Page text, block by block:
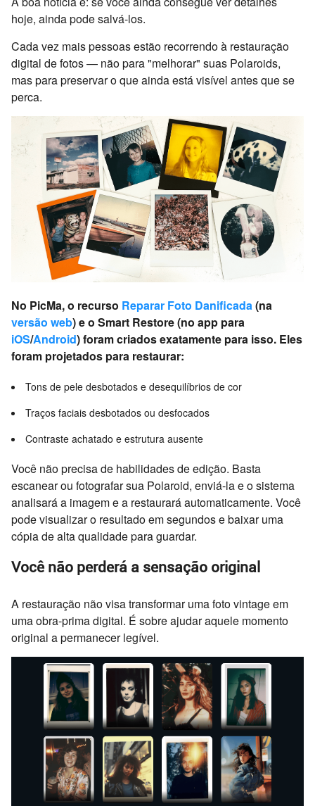
hoje, ainda pode salvá-los.
Cada vez mais pessoas estão recorrendo à restauração
digital de fotos — não para "melhorar" suas Polaroids,
mas para preservar o que ainda está visível antes que se
perca.
No PicMa, o recurso Reparar Foto Danificada (na
versão web) e o Smart Restore (no app para
iOS/Android) foram criados exatamente para isso. Eles
foram projetados para restaurar:
Tons de pele desbotados e desequilíbrios de cor
Traços faciais desbotados ou desfocados
Contraste achatado e estrutura ausente
Você não precisa de habilidades de edição. Basta
escanear ou fotografar sua Polaroid, enviá-la e o sistema
analisará a imagem e a restaurará automaticamente. Você
pode visualizar o resultado em segundos e baixar uma
cópia de alta qualidade para guardar.
Você não perderá a sensação original
A restauração não visa transformar uma foto vintage em
uma obra-prima digital. É sobre ajudar aquele momento
original a permanecer legível.